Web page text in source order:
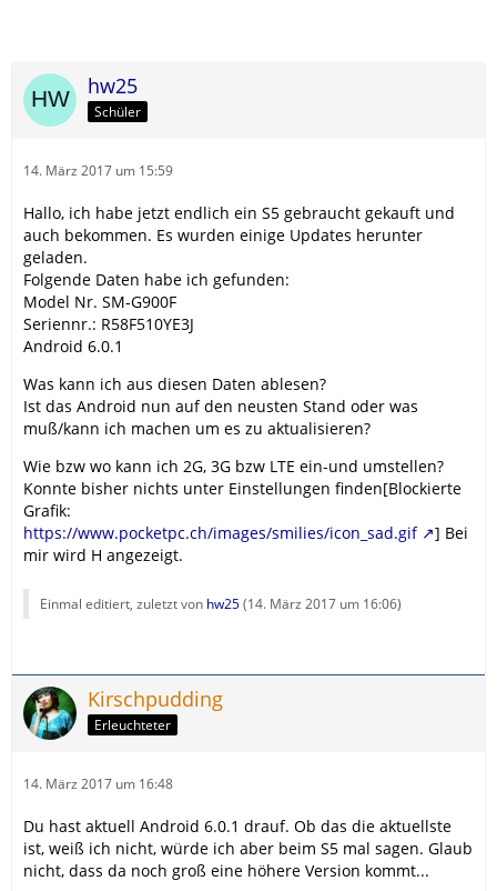
hw25
Schüler
14. März 2017 um 15:59
Hallo, ich habe jetzt endlich ein S5 gebraucht gekauft und
auch bekommen. Es wurden einige Updates herunter
geladen.
Folgende Daten habe ich gefunden:
Model Nr. SM-G900F
Seriennr.: R58F510YE3J
Android 6.0.1
Was kann ich aus diesen Daten ablesen?
Ist das Android nun auf den neusten Stand oder was
muß/kann ich machen um es zu aktualisieren?
Wie bzw wo kann ich 2G, 3G bzw LTE ein-und umstellen?
Konnte bisher nichts unter Einstellungen finden[Blockierte
Grafik:
https://www.pocketpc.ch/images/smilies/icon_sad.gif
] Bei
mir wird H angezeigt.
Einmal editiert, zuletzt von hw25(14. März 2017 um 16:06)
Kirschpudding
Erleuchteter
14. März 2017 um 16:48
Du hast aktuell Android 6.0.1 drauf. Ob das die aktuellste
ist, weiß ich nicht, würde ich aber beim S5 mal sagen. Glaub
nicht, dass da noch groß eine höhere Version kommt...